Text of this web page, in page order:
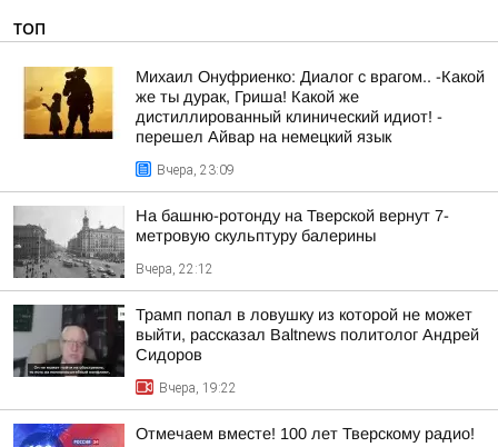
ТОП
Михаил Онуфриенко: Диалог с врагом.. -Какой
же ты дурак, Гриша! Какой же
дистиллированный клинический идиот! -
перешел Айвар на немецкий язык
Вчера, 23:09
На башню-ротонду на Тверской вернут 7-
метровую скульптуру балерины
Вчера, 22:12
Трамп попал в ловушку из которой не может
выйти, рассказал Baltnews политолог Андрей
Сидоров
Вчера, 19:22
Отмечаем вместе! 100 лет Тверскому радио!